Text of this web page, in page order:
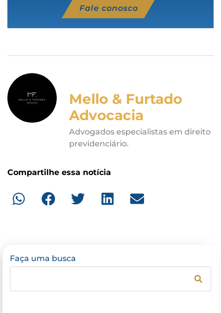
Fale conosco
Mello & Furtado
Advocacia
Advogados especialistas em direito
previdenciário.
Compartilhe essa notícia
Faça uma busca